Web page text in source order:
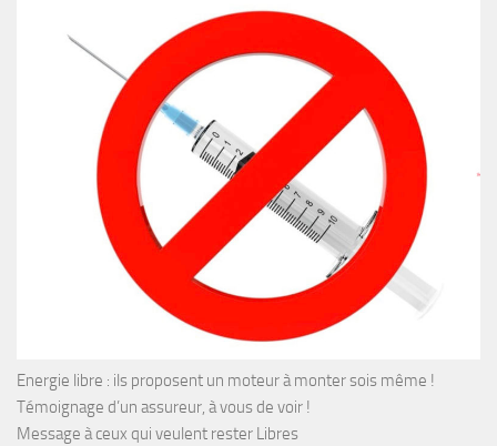
Energie libre : ils proposent un moteur à monter sois même !
Témoignage d’un assureur, à vous de voir !
Message à ceux qui veulent rester Libres